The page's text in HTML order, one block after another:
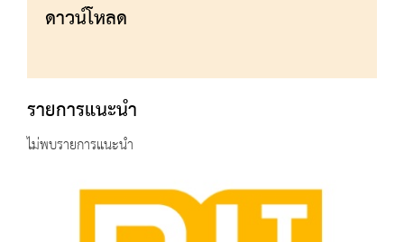
ดาวน์โหลด
รายการแนะนำ
ไม่พบรายการแนะนำ